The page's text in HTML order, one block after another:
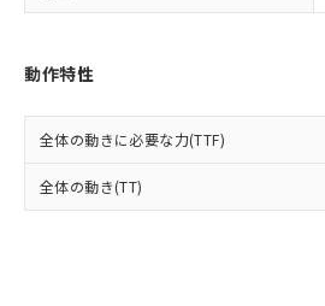
動作特性
全体の動きに必要な力(TTF)
全体の動き(TT)
EU RoHS指令（10物質）の
ものではありません。
また、RoHS指令のフタル
荷製品に未対応品が混在する